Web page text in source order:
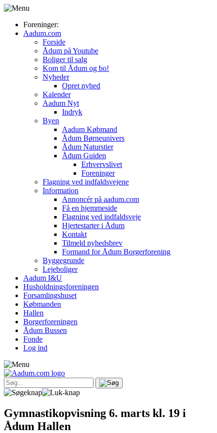
Foreninger:
Aadum.com
Forside
Ådum på Youtube
Boliger til salg
Kom til Ådum og bo!
Nyheder
Opret nyhed
Kalender
Aadum Nyt
Indryk
Byen
Aadum Købmand
Ådum Børneunivers
Ådum Naturstier
Ådum Guiden
Erhvervslivet
Foreninger
Flagning ved indfaldsvejene
Information
Annoncér på aadum.com
Få en hjemmeside
Flagning ved indfaldsveje
Hjertestarter i Ådum
Kontakt
Tilmeld nyhedsbrev
Formand for Ådum Borgerforening
Byggegrunde
Lejeboliger
Aadum I&U
Husholdningsforeningen
Forsamlingshuset
Købmanden
Hallen
Borgerforeningen
Ådum Bussen
Fonde
Log ind
Gymnastikopvisning 6. marts kl. 19 i
Ådum Hallen